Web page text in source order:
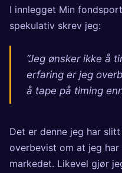
I innlegget Min
spekulativ skrev jeg:
“Jeg ønsker ikke å
erfaring er jeg
å tape på timing
Det er denne jeg har
overbevist om at jeg
markedet. Likevel gjør